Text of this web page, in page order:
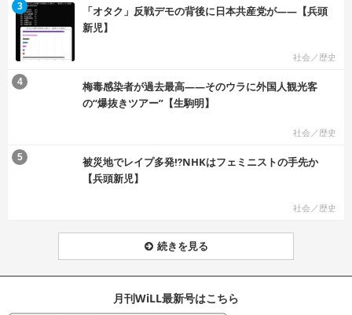
「オタク」反戦デモの背後に日本共産党が――【兵頭
新児】
社会／歴史
3
梅毒感染者が過去最高――そのウラに外国人観光客
の“爆抜きツアー”【生駒明】
社会／歴史
4
被災地でレイプ多発⁉NHKはフェミニストの手先か
【兵頭新児】
社会／歴史
5
続きを見る
月刊WiLL最新号はこちら